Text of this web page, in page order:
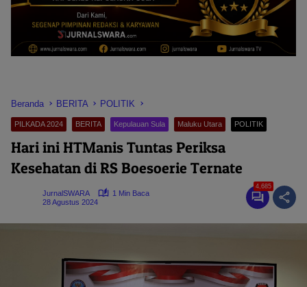
Beranda BERITA POLITIK
PILKADA 2024 BERITA Kepulauan Sula Maluku Utara POLITIK
Hari ini HTManis Tuntas Periksa
Kesehatan di RS Boesoerie Ternate
JurnalSWARA
1 Min Baca
28 Agustus 2024
4,685